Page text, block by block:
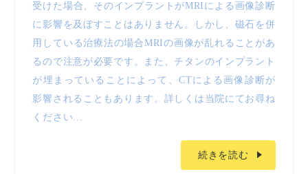
受けた場合、そのインプラントがMRIによる画像診断
に影響を及ぼすことはありません。しかし、磁石を併
用している治療法の場合MRIの画像が乱れることがあ
るので注意が必要です。また、チタンのインプラント
が埋まっていることによって、CTによる画像診断が
影響されることもあります。詳しくは当院にてお尋ね
ください...
続きを読む